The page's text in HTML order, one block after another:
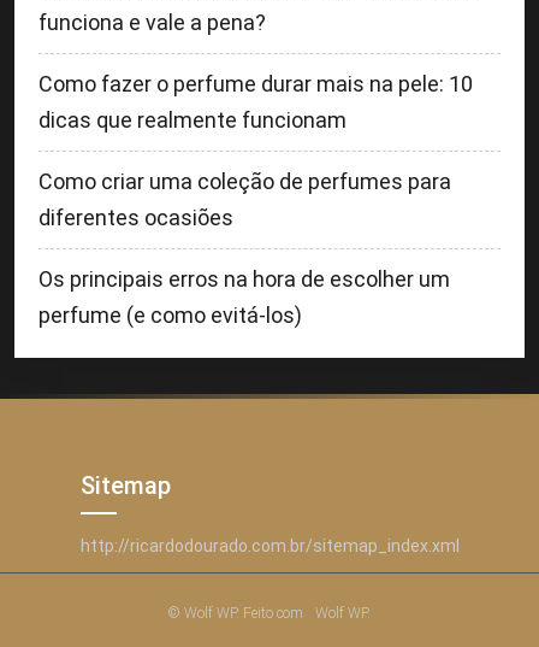
funciona e vale a pena?
Como fazer o perfume durar mais na pele: 10
dicas que realmente funcionam
Como criar uma coleção de perfumes para
diferentes ocasiões
Os principais erros na hora de escolher um
perfume (e como evitá-los)
Sitemap
http://ricardodourado.com.br/sitemap_index.xml
© Wolf WP. Feito com Wolf WP.